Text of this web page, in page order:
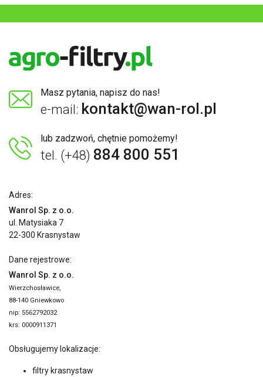
Masz pytania, napisz do nas!
e-mail: kontakt@wan-rol.pl
lub zadzwoń, chętnie pomożemy!
tel. (+48) 884 800 551
Adres:
Wanrol Sp. z o.o.
ul. Matysiaka 7
22-300 Krasnystaw
Dane rejestrowe:
Wanrol Sp. z o.o.
Wierzchosławice,
88-140 Gniewkowo
nip: 5562792032
krs: 0000911371
Obsługujemy lokalizacje:
filtry krasnystaw